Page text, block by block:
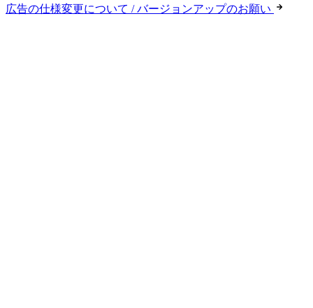
広告の仕様変更について / バージョンアップのお願い